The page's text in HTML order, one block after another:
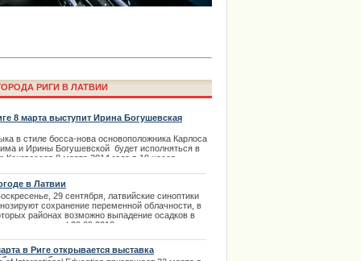
обратилась к поклонникам
Rendezvous Jūrmala
РИГИ В ЛАТВИИ
8 марта выступит Ирина Богушевская
в стиле босса-нова основоположника Карлоса
и Ирины Богушевской будет исполняться в
Конгрессов 8 марта 2014 года в 19 часов.
в своих кассах.
в Латвии
29 сентября, латвийские синоптики
сохранение переменной облачности, в
районах возможно выпадение осадков в
града и дождя. | 30.09.2013
в Риге открывается выставка